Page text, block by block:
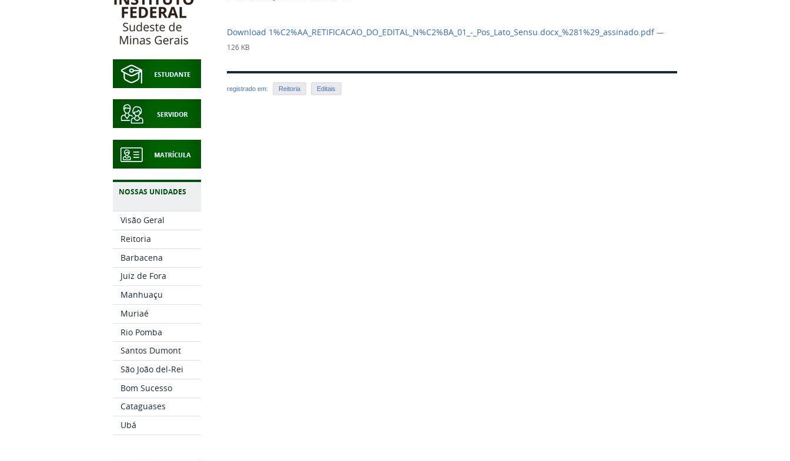
NOSSAS UNIDADES
Visão Geral
Reitoria
Barbacena
Juiz de Fora
Manhuaçu
Muriaé
Rio Pomba
Santos Dumont
São João del-Rei
Bom Sucesso
Cataguases
Ubá
Download 1%C2%AA_RETIFICACAO_DO_EDITAL_N%C2%BA_01_-_Pos_Lato_Sensu.docx_%281%29_assinado.pdf—
126 KB
registrado em: Reitoria Editais